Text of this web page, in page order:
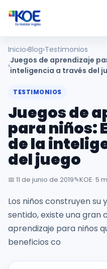
Ingles
Nosotros
Usuarios
Comunidad
Habla
inglés
desde
Inicio Blog Testimonios
Juegos de aprendizaje
inteligencia a través del
TESTIMONIOS
Juegos de
para niños:
de la
del juego
📅 11 de junio de 2019✎️KOE· 5
Los niños construyen su
sentido, existe una gran
aprendizaje para niños
beneficios co